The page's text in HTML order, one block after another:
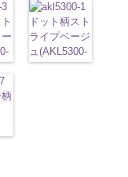
、
50.jpg
AK201-50 ネ
イビー 花柄
ドット キュ
2013/04/ak201-
、
http://
content/uploads/
27.jpg
AK201-27 グ
リーン 花柄
wp-
2013/05/akl5300-
ドット柄スト
ライプベージ
ュ(AKL5300-
1/LT)